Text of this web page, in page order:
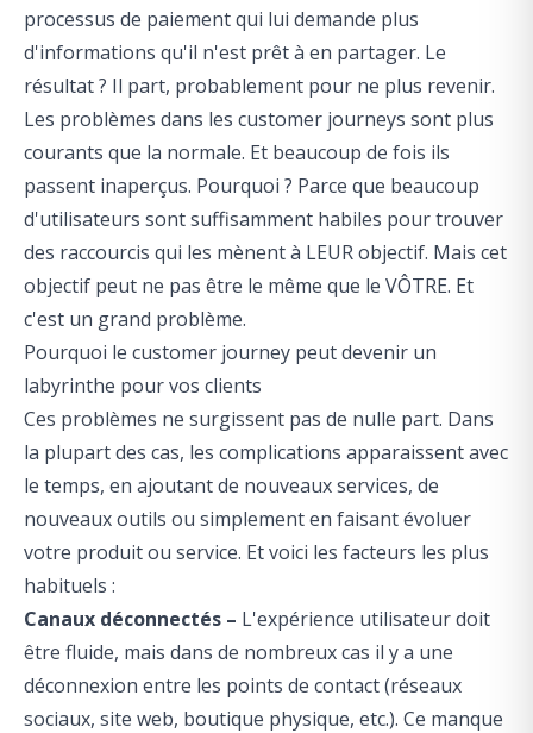
processus de paiement qui lui demande plus
d'informations qu'il n'est prêt à en partager. Le
résultat ? Il part, probablement pour ne plus revenir.
Les problèmes dans les customer journeys sont plus
courants que la normale. Et beaucoup de fois ils
passent inaperçus. Pourquoi ? Parce que beaucoup
d'utilisateurs sont suffisamment habiles pour trouver
des raccourcis qui les mènent à LEUR objectif. Mais cet
objectif peut ne pas être le même que le VÔTRE. Et
c'est un grand problème.
Pourquoi le customer journey peut devenir un
labyrinthe pour vos clients
Ces problèmes ne surgissent pas de nulle part. Dans
la plupart des cas, les complications apparaissent avec
le temps, en ajoutant de nouveaux services, de
nouveaux outils ou simplement en faisant évoluer
votre produit ou service. Et voici les facteurs les plus
habituels :
Canaux déconnectés – L'expérience utilisateur doit
être fluide, mais dans de nombreux cas il y a une
déconnexion entre les points de contact (réseaux
sociaux, site web, boutique physique, etc.). Ce manque